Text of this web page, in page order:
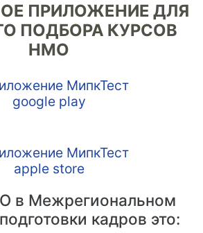
ПРИЛОЖЕНИЕ ДЛЯ
ПОДБОРА КУРСОВ
НМО
в Межрегиональном
кадров это: